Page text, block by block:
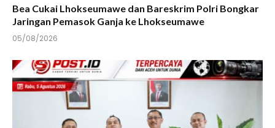
Bea Cukai Lhokseumawe dan Bareskrim Polri Bongkar
Jaringan Pemasok Ganja ke Lhokseumawe
05/08/2026